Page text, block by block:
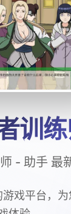
训
- 助手 最
戏平台，